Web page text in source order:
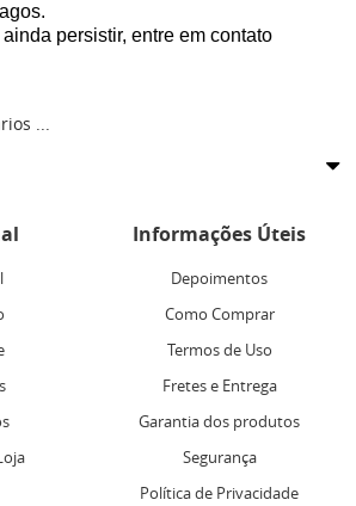
persistir, entre em contato
...
Informações Úteis
Depoimentos
Como Comprar
Termos de Uso
Fretes e Entrega
Garantia dos produtos
Segurança
Política de Privacidade